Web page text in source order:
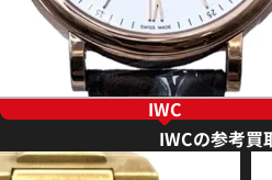
IWC
IWCの参考買